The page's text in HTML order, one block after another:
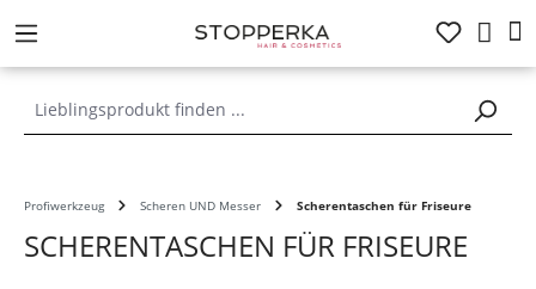
springen
Profiwerkzeug Scheren UND Messer Scherentaschen für Friseure
SCHERENTASCHEN FÜR FRISEURE